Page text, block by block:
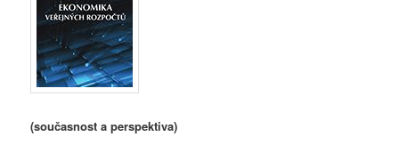
(současnost a perspektiva)